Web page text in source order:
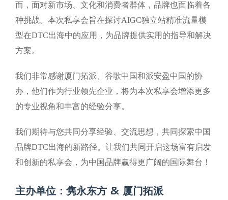
而，面对新市场、文化和消费者群体，品牌也面临着各
种挑战。本次私享会旨在探讨AIGC独立站精准流量模
型在DTC出海中的应用，为品牌提供实用的指导和解决
方案。
我们非常感谢厦门拓派、谷歌中国和派安盈中国的协
办，他们作为行业领先企业，将为本次私享会增添更多
的专业视角和丰富的经验分享。
我们期待与您共同分享经验、交流思想，共同探索中国
品牌DTC出海的新路径。让我们共同开启这场富有启发
和创新的私享会，为中国品牌赢得更广阔的国际舞台！
主办单位：隽永东方 & 厦门拓派